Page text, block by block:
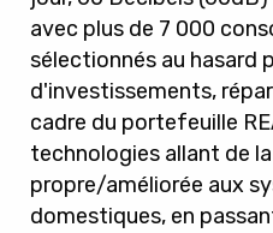
avec plus de 7 000
sélectionnés au hasard
d'investissements,
cadre du portefeuille
technologies allant de
propre/améliorée aux
domestiques, en